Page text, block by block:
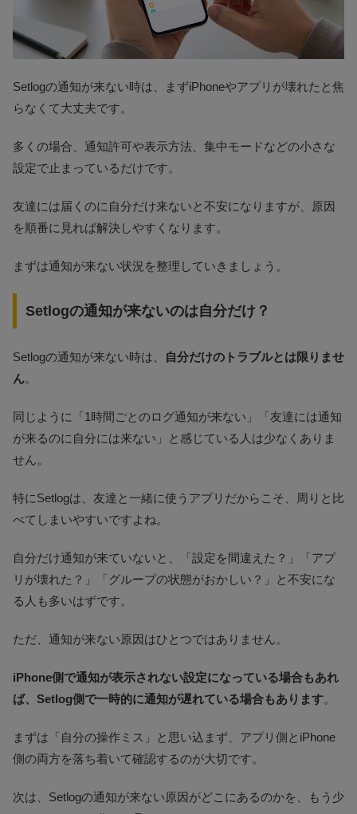
Setlogの通知が来ない時は、まずiPhoneやアプリが壊れたと焦
らなくて大丈夫です。
多くの場合、通知許可や表示方法、集中モードなどの小さな
設定で止まっているだけです。
友達には届くのに自分だけ来ないと不安になりますが、原因
を順番に見れば解決しやすくなります。
まずは通知が来ない状況を整理していきましょう。
Setlogの通知が来ないのは自分だけ？
Setlogの通知が来ない時は、
自分だけのトラブルとは限りませ
ん。
同じように「1時間ごとのログ通知が来ない」「友達には通知
が来るのに自分には来ない」と感じている人は少なくありま
せん。
特にSetlogは、友達と一緒に使うアプリだからこそ、周りと比
べてしまいやすいですよね。
自分だけ通知が来ていないと、「設定を間違えた？」「アプ
リが壊れた？」「グループの状態がおかしい？」と不安にな
る人も多いはずです。
ただ、通知が来ない原因はひとつではありません。
iPhone側で通知が表示されない設定になっている場合もあれ
ば、Setlog側で一時的に通知が遅れている場合もあります。
まずは「自分の操作ミス」と思い込まず、アプリ側とiPhone
側の両方を落ち着いて確認するのが大切です。
次は、Setlogの通知が来ない原因がどこにあるのかを、もう少